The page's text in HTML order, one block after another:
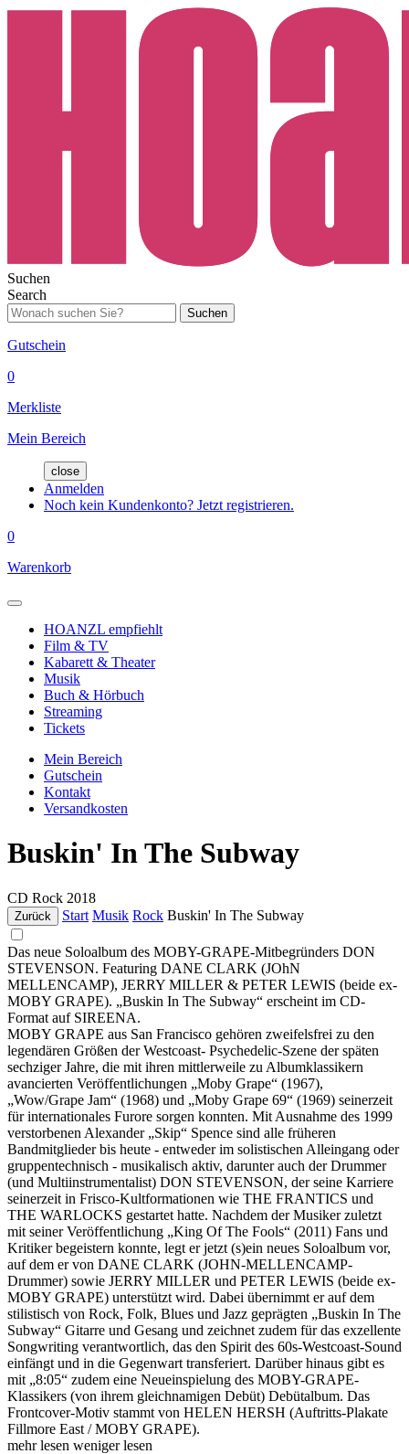
Suchen
Search
Suchen
Gutschein
0
Merkliste
Mein Bereich
close
Anmelden
Noch kein Kundenkonto? Jetzt registrieren.
0
Warenkorb
HOANZL empfiehlt
Film & TV
Kabarett & Theater
Musik
Buch & Hörbuch
Streaming
Tickets
Mein Bereich
Gutschein
Kontakt
Versandkosten
Buskin' In The Subway
CD Rock 2018
Zurück Start Musik Rock Buskin' In The Subway
Das neue Soloalbum des MOBY-GRAPE-Mitbegründers DON
STEVENSON. Featuring DANE CLARK (JOhN
MELLENCAMP), JERRY MILLER & PETER LEWIS (beide ex-
MOBY GRAPE). „Buskin In The Subway“ erscheint im CD-
Format auf SIREENA.
MOBY GRAPE aus San Francisco gehören zweifelsfrei zu den
legendären Größen der Westcoast- Psychedelic-Szene der späten
sechziger Jahre, die mit ihren mittlerweile zu Albumklassikern
avancierten Veröffentlichungen „Moby Grape“ (1967),
„Wow/Grape Jam“ (1968) und „Moby Grape 69“ (1969) seinerzeit
für internationales Furore sorgen konnten. Mit Ausnahme des 1999
verstorbenen Alexander „Skip“ Spence sind alle früheren
Bandmitglieder bis heute - entweder im solistischen Alleingang oder
gruppentechnisch - musikalisch aktiv, darunter auch der Drummer
(und Multiinstrumentalist) DON STEVENSON, der seine Karriere
seinerzeit in Frisco-Kultformationen wie THE FRANTICS und
THE WARLOCKS gestartet hatte. Nachdem der Musiker zuletzt
mit seiner Veröffentlichung „King Of The Fools“ (2011) Fans und
Kritiker begeistern konnte, legt er jetzt (s)ein neues Soloalbum vor,
auf dem er von DANE CLARK (JOHN-MELLENCAMP-
Drummer) sowie JERRY MILLER und PETER LEWIS (beide ex-
MOBY GRAPE) unterstützt wird. Dabei übernimmt er auf dem
stilistisch von Rock, Folk, Blues und Jazz geprägten „Buskin In The
Subway“ Gitarre und Gesang und zeichnet zudem für das exzellente
Songwriting verantwortlich, das den Spirit des 60s-Westcoast-Sound
einfängt und in die Gegenwart transferiert. Darüber hinaus gibt es
mit „8:05“ zudem eine Neueinspielung des MOBY-GRAPE-
Klassikers (von ihrem gleichnamigen Debüt) Debütalbum. Das
Frontcover-Motiv stammt von HELEN HERSH (Auftritts-Plakate
Fillmore East / MOBY GRAPE).
mehr lesen weniger lesen